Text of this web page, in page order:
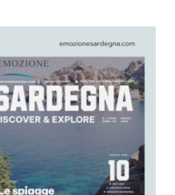
sarà pubblicato. I
*